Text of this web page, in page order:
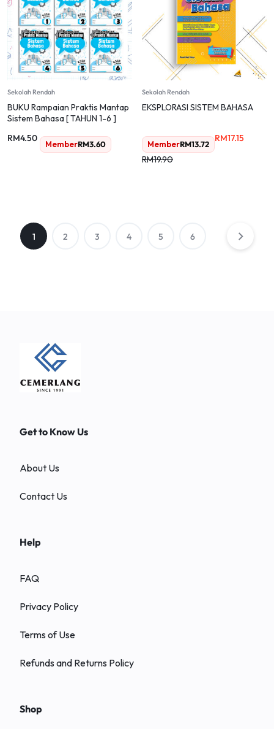
Sekolah Rendah
BUKU Rampaian Praktis Mantap
Sistem Bahasa [ TAHUN 1-6 ]
RM4.50
MemberRM3.60
Sekolah Rendah
EKSPLORASI SISTEM BAHASA
RM19.90
RM17.15
MemberRM13.72
1 2 3 4 5 6
Get to Know Us
About Us
Contact Us
Help
FAQ
Privacy Policy
Terms of Use
Refunds and Returns Policy
Shop